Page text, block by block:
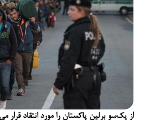
از یک‌سو برلین پاکستان را مورد انتقاد